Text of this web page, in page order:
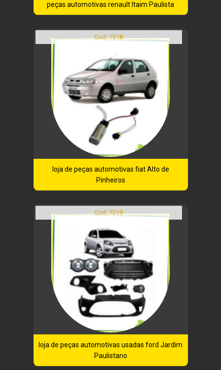
peças automotivas renault Itaim Paulista
Cod.:7318
loja de peças automotivas fiat Alto de
Pinheiros
Cod.:7319
loja de peças automotivas usadas ford Jardim
Paulistano